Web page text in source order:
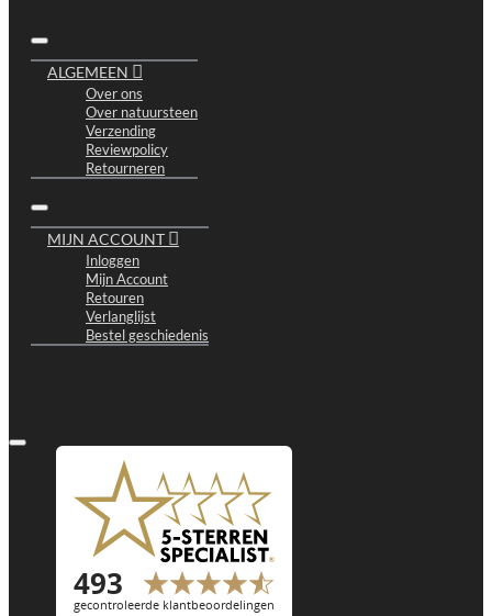
ALGEMEEN
Over ons
Over natuursteen
Verzending
Reviewpolicy
Retourneren
MIJN ACCOUNT
Inloggen
Mijn Account
Retouren
Verlanglijst
Bestel geschiedenis